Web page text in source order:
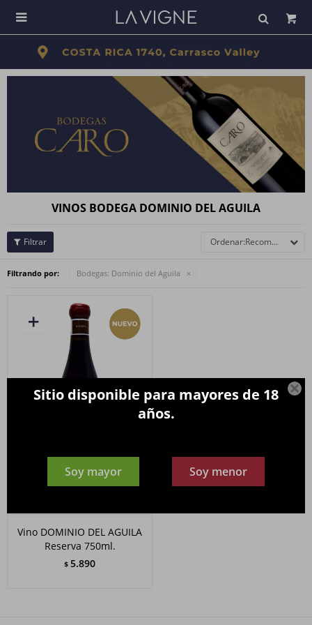

Sitio disponible para mayores de 18
años.
Soy mayor Soy menor

VINOS BODEGA DOMINIO DEL AGUILA
Recomendados
Filtrando por: Bodegas: Dominio del Aguila
Vino DOMINIO DEL AGUILA
Reserva 750ml.
$ 5.890